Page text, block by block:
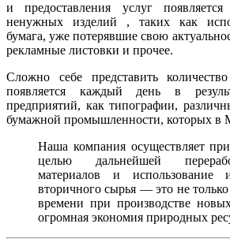
и предоставления услуг
ненужных изделий , таких как
бумага, уже потерявшие свою
рекламные листовки и прочее.
Сложно себе представить
появляется каждый день в
предприятий, как типографии,
бумажной промышленности, которых в
Наша компания осуществляет
целью дальнейшей
материалов и использование
вторичного сырья — это не
времени при производстве
огромная экономия природных